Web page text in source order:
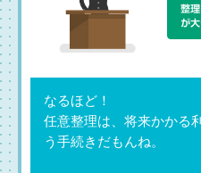
なるほど！
任意整理は、将来かかる
う手続きだもんね。